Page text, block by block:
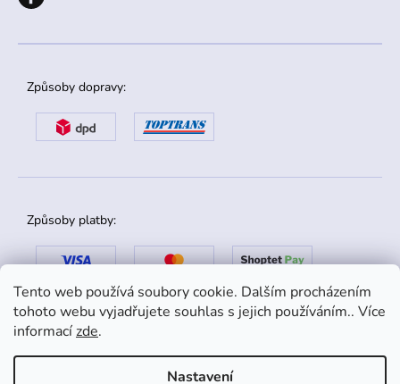
Tento web používá soubory cookie. Dalším procházením
tohoto webu vyjadřujete souhlas s jejich používáním.. Více
informacízde.
Nastavení
Způsoby dopravy:
Způsoby platby: